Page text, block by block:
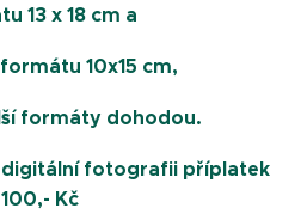
13 x 18 cm a
10x15 cm,
formáty dohodou.
digitální fotografii příplatek
100,- Kč